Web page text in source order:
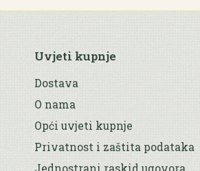
Uvjeti kupnje
Dostava
O nama
Opći uvjeti kupnje
Privatnost i zaštita podataka
Jednostrani raskid ugovora